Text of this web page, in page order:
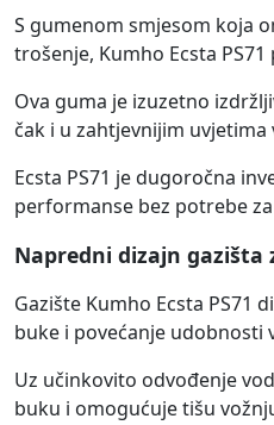
S gumenom smjesom koja
trošenje, Kumho Ecsta
Ova guma je izuzetno
čak i u zahtjevnijim uvjetima
Ecsta PS71 je dugoročna
performanse bez potrebe
Napredni dizajn gazišta
Gazište Kumho Ecsta PS71
buke i povećanje udobnosti
Uz učinkovito odvođenje
buku i omogućuje tišu